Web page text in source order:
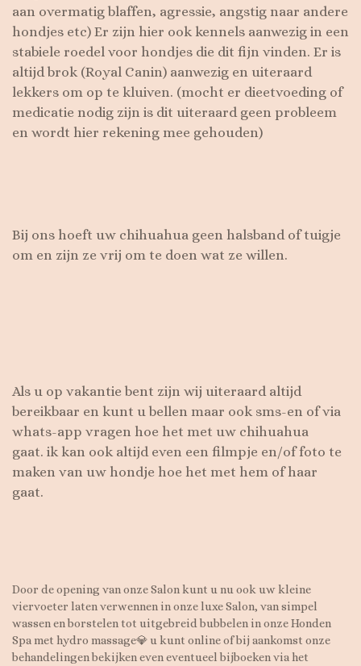
aan overmatig blaffen, agressie, angstig naar andere
hondjes etc) Er zijn hier ook kennels aanwezig in een
stabiele roedel voor hondjes die dit fijn vinden. Er is
altijd brok (Royal Canin) aanwezig en uiteraard
lekkers om op te kluiven. (mocht er dieetvoeding of
medicatie nodig zijn is dit uiteraard geen probleem
en wordt hier rekening mee gehouden)
Bij ons hoeft uw chihuahua geen halsband of tuigje
om en zijn ze vrij om te doen wat ze willen.
Als u op vakantie bent zijn wij uiteraard altijd
bereikbaar en kunt u bellen maar ook sms-en of via
whats-app vragen hoe het met uw chihuahua
gaat. ik kan ook altijd even een filmpje en/of foto te
maken van uw hondje hoe het met hem of haar
gaat.
Door de opening van onze Salon kunt u nu ook uw kleine
viervoeter laten verwennen in onze luxe Salon, van simpel
wassen en borstelen tot uitgebreid bubbelen in onze Honden
Spa met hydro massage💎 u kunt online of bij aankomst onze
behandelingen bekijken even eventueel bijboeken via het